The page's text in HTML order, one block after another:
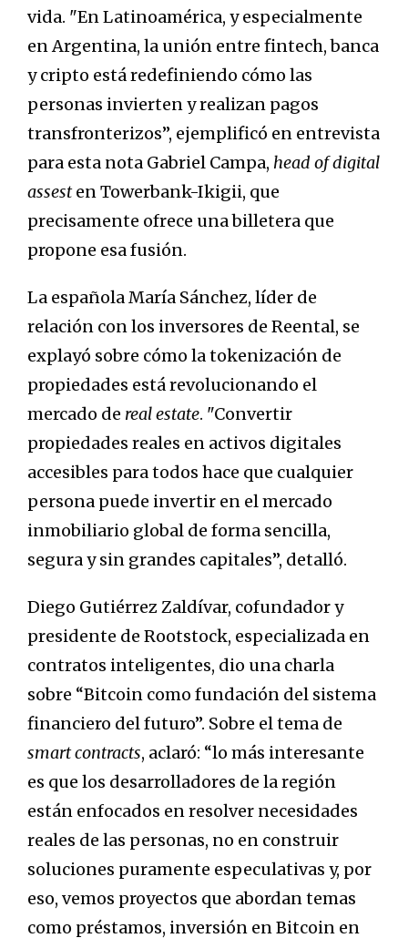
vida. "En Latinoamérica, y especialmente
en Argentina, la unión entre fintech, banca
y cripto está redefiniendo cómo las
personas invierten y realizan pagos
transfronterizos”, ejemplificó en entrevista
para esta nota Gabriel Campa, head of digital
assesten Towerbank-Ikigii, que
precisamente ofrece una billetera que
propone esa fusión.
La española María Sánchez, líder de
relación con los inversores de Reental, se
explayó sobre cómo la tokenización de
propiedades está revolucionando el
mercado de real estate. "Convertir
propiedades reales en activos digitales
accesibles para todos hace que cualquier
persona puede invertir en el mercado
inmobiliario global de forma sencilla,
segura y sin grandes capitales”, detalló.
Diego Gutiérrez Zaldívar, cofundador y
presidente de Rootstock, especializada en
contratos inteligentes, dio una charla
sobre “Bitcoin como fundación del sistema
financiero del futuro”. Sobre el tema de
smart contracts, aclaró: “lo más interesante
es que los desarrolladores de la región
están enfocados en resolver necesidades
reales de las personas, no en construir
soluciones puramente especulativas y, por
eso, vemos proyectos que abordan temas
como préstamos, inversión en Bitcoin en